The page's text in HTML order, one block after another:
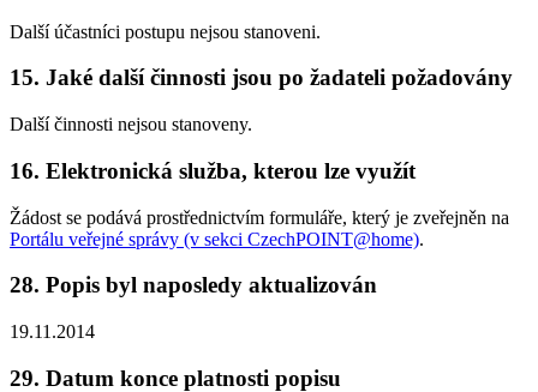
Další účastníci postupu nejsou stanoveni.
15. Jaké další činnosti jsou po žadateli požadovány
Další činnosti nejsou stanoveny.
16. Elektronická služba, kterou lze využít
Žádost se podává prostřednictvím formuláře, který je zveřejněn na
Portálu veřejné správy (v sekci CzechPOINT@home).
28. Popis byl naposledy aktualizován
19.11.2014
29. Datum konce platnosti popisu